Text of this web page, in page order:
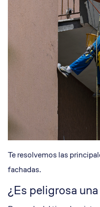
Te resolvemos las
fachadas.
¿Es peligrosa